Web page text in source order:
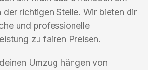
der richtigen Stelle. Wir bieten dir
und professionelle
zu fairen Preisen.
Umzug hängen von